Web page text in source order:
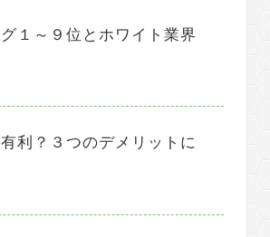
１～９位とホワイト業界
利？３つのデメリットに